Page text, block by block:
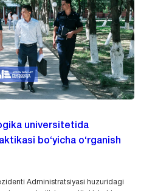
universitetida
bo‘yicha o‘rganish
Administratsiyasi huzuridagi